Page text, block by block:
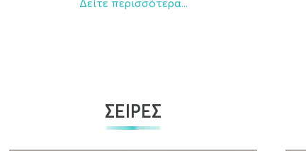
Δείτε περισσότερα...
ΣΕΙΡΕΣ